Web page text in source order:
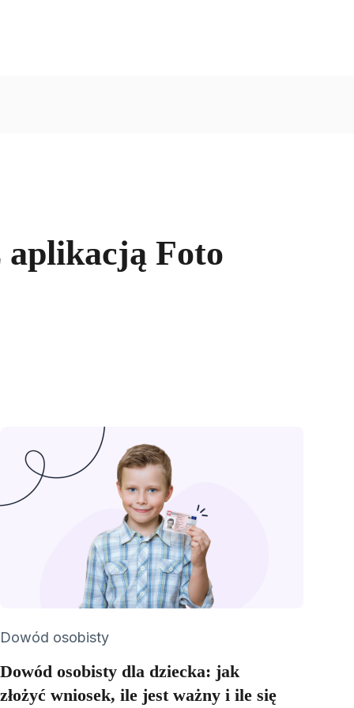
aplikacją Foto
Category
Dowód osobisty
Dowód osobisty dla dziecka: jak
złożyć wniosek, ile jest ważny i ile się